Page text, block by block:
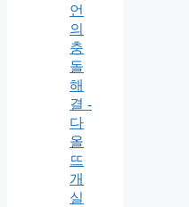
언
의
충
돌
해
결 -
다
올
뜨
개
실